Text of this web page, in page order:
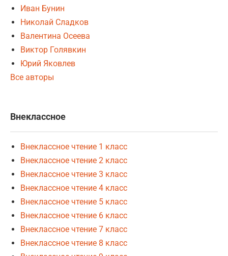
Иван Бунин
Николай Сладков
Валентина Осеева
Виктор Голявкин
Юрий Яковлев
Все авторы
Внеклассное
Внеклассное чтение 1 класс
Внеклассное чтение 2 класс
Внеклассное чтение 3 класс
Внеклассное чтение 4 класс
Внеклассное чтение 5 класс
Внеклассное чтение 6 класс
Внеклассное чтение 7 класс
Внеклассное чтение 8 класс